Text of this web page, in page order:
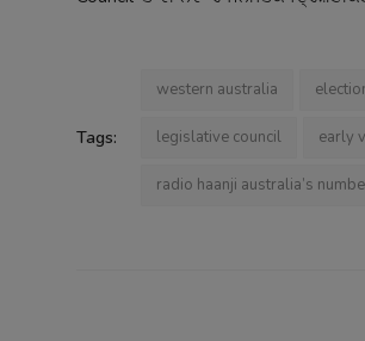
Tags:
western australia
legislative council early
radio haanji australia’s